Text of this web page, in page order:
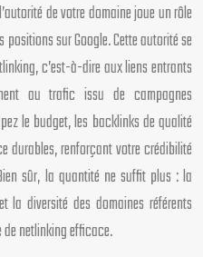
de votre domaine joue un rôle
sur Google. Cette autorité se
c’est-à-dire aux liens entrants
au trafic issu de campagnes
le budget, les backlinks de qualité
durables, renforçant votre crédibilité
sûr, la quantité ne suffit plus : la
la diversité des domaines référents
netlinking efficace.